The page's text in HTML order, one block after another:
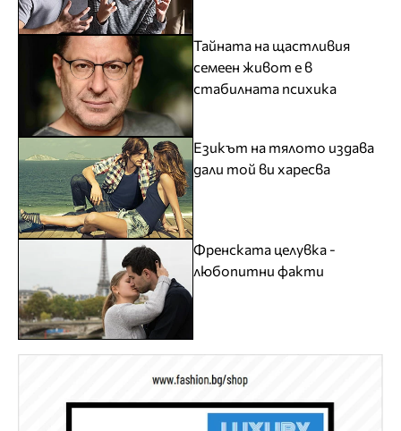
Тайната на щастливия
семеен живот е в
стабилната психика
Езикът на тялото издава
дали той ви харесва
Френската целувка -
любопитни факти